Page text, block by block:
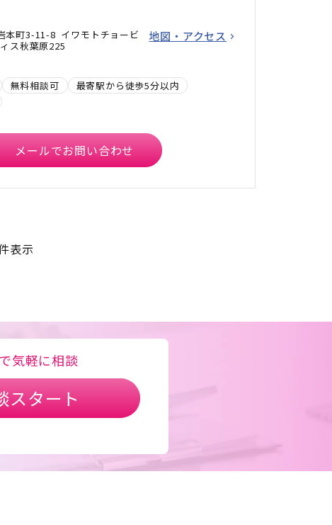
本町3-11-8 イワモトチョービ
ス秋葉原225
地図・アクセス
無料相談可
最寄駅から徒歩5分以内
メールでお問い合わせ
表示
気軽に相談
スタート